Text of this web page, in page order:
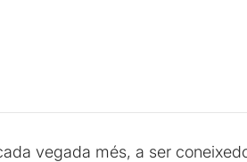
vegada més, a ser